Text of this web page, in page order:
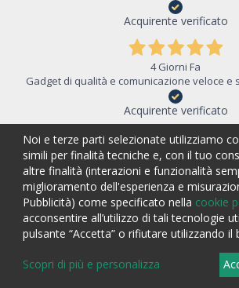
Acquirente verificato
4 Giorni Fa
Gadget di qualità e comunicazione veloce e
Acquirente verificato
5 Giorni Fa
Ho trovato il sito molto facile da utilizzare. Il
da caffè con logo) piace molto anche ai nostri
presente e segue il cliente aiutandolo anche
attesa di altri gadget acquistati, ma dalle
belli.
Acquirente verificato
Noi e terze parti selezionate utilizziamo
simili per finalità tecniche e, con il tuo
altre finalità (interazioni e funzionalità
miglioramento dell'esperienza e
Pubblicità) come specificato nella cookie
acconsentire all’utilizzo di tali tecnologie
pulsante “Accetta” o rifiutare utilizzando il
Scopri di più e personalizza